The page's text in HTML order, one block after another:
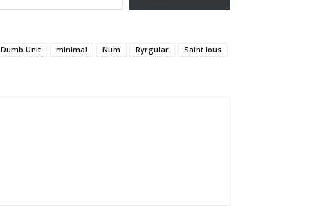
Dumb Unit minimal Num Ryrgular
Saint lous